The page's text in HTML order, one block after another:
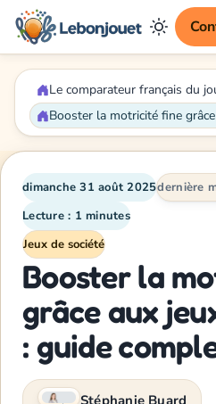
Le comparateur français du
dimanche 31 août 2025dernière
Lecture : 1 minutes
Jeux de société
Booster la
grâce aux
: guide
Stéphanie Buard